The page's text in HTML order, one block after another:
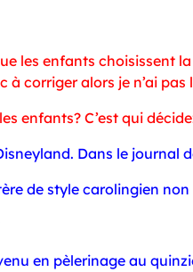
les enfants choisissent
à corriger alors je n’ai
enfants? C’est qui
Dans le journal
de style carolingien non
en pèlerinage au